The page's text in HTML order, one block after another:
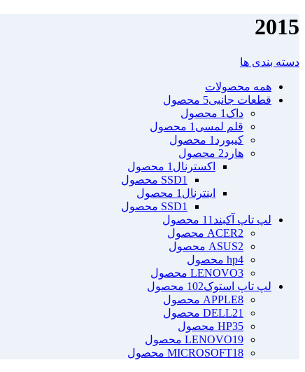
2015
دسته بندی ها
همه محصولات
قطعات جانبی5 محصول
داک 1 محصول
قلم لمسی 1 محصول
کیبورد 1 محصول
هارد2 محصول
اکسترنال 1 محصول
SSD1 محصول
اینترنال 1 محصول
SSD1 محصول
لپ تاپ آکبند 11 محصول
ACER2 محصول
ASUS2 محصول
hp4 محصول
LENOVO3 محصول
لپ تاپ استوک102 محصول
APPLE8 محصول
DELL21 محصول
HP35 محصول
LENOVO19 محصول
MICROSOFT18 محصول